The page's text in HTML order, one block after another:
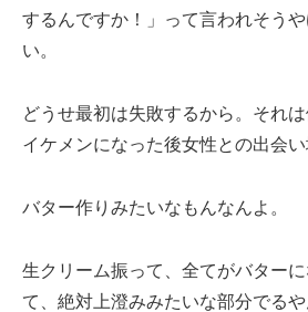
するんですか！」って言われそう
い。
どうせ最初は失敗するから。それ
イケメンになった後女性との出会い
バター作りみたいなもんなんよ。
生クリーム振って、全てがバターに
て、絶対上澄みみたいな部分でるや